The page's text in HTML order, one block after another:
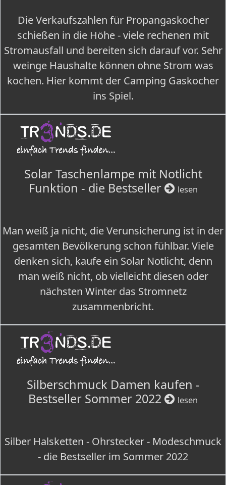
Die Verkaufszahlen für Propangaskocher
schießen in die Höhe - viele rechenen mit
Stromausfall und bereiten sich darauf vor. Sehr
weinge Haushalte können ohne Strom was
kochen. Hier kommt der Camping Gaskocher
ins Spiel.
Solar Taschenlampe mit Notlicht
Funktion - die Bestseller
lesen
Man weiß ja nicht, die Verunsicherung ist in der
gesamten Bevölkerung schon fühlbar. Viele
denken sich, kaufe ein Solar Notlicht, denn
man weiß nicht, ob vielleicht diesen oder
nächsten Winter das Stromnetz
zusammenbricht.
Silberschmuck Damen kaufen -
Bestseller Sommer 2022
lesen
Silber Halsketten - Ohrstecker - Modeschmuck
- die Bestseller im Sommer 2022